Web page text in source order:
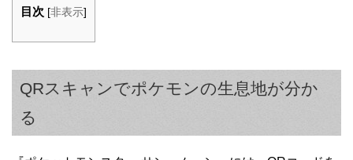
目次 [非表示]
QRスキャンでポケモンの生息地が分か
る